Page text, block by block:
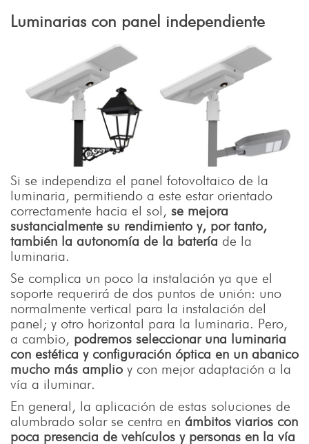
Luminarias con panel independiente
Si se independiza el panel fotovoltaico de la
luminaria, permitiendo a este estar orientado
correctamente hacia el sol, se mejora
sustancialmente su rendimiento y, por tanto,
también la autonomía de la batería de la
luminaria.
Se complica un poco la instalación ya que el
soporte requerirá de dos puntos de unión: uno
normalmente vertical para la instalación del
panel; y otro horizontal para la luminaria. Pero,
a cambio, podremos seleccionar una luminaria
con estética y configuración óptica en un abanico
mucho más amplio y con mejor adaptación a la
vía a iluminar.
En general, la aplicación de estas soluciones de
alumbrado solar se centra en ámbitos viarios con
poca presencia de vehículos y personas en la vía